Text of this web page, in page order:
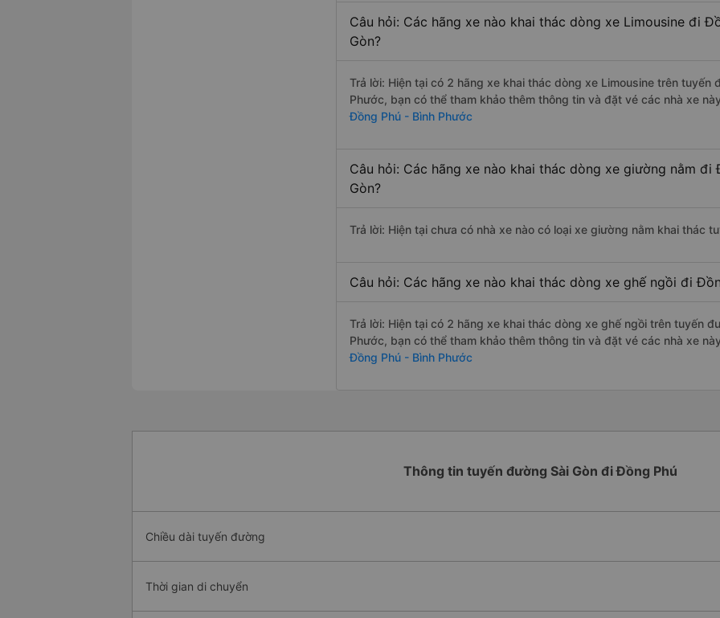
Câu hỏi: Các hãng xe nào khai thác dòng xe Limousine đi
Gòn?
Trả lời: Hiện tại có 2 hãng xe khai thác dòng xe Limousine trên tuyến
Phước, bạn có thể tham khảo thêm thông tin và đặt vé các nhà xe
Đồng Phú - Bình Phước
Câu hỏi: Các hãng xe nào khai thác dòng xe giường nằm đi
Gòn?
Trả lời: Hiện tại chưa có nhà xe nào có loại xe giường nằm khai thác
Câu hỏi: Các hãng xe nào khai thác dòng xe ghế ngồi đi
Trả lời: Hiện tại có 2 hãng xe khai thác dòng xe ghế ngồi trên tuyến
Phước, bạn có thể tham khảo thêm thông tin và đặt vé các nhà xe
Đồng Phú - Bình Phước
Thông tin tuyến đường Sài Gòn đi Đồng Phú
Chiều dài tuyến đường
Thời gian di chuyển